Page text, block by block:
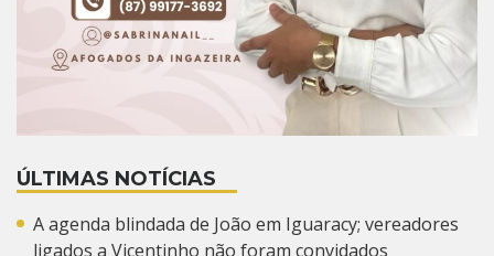
ÚLTIMAS NOTÍCIAS
A agenda blindada de João em Iguaracy; vereadores
ligados a Vicentinho não foram convidados